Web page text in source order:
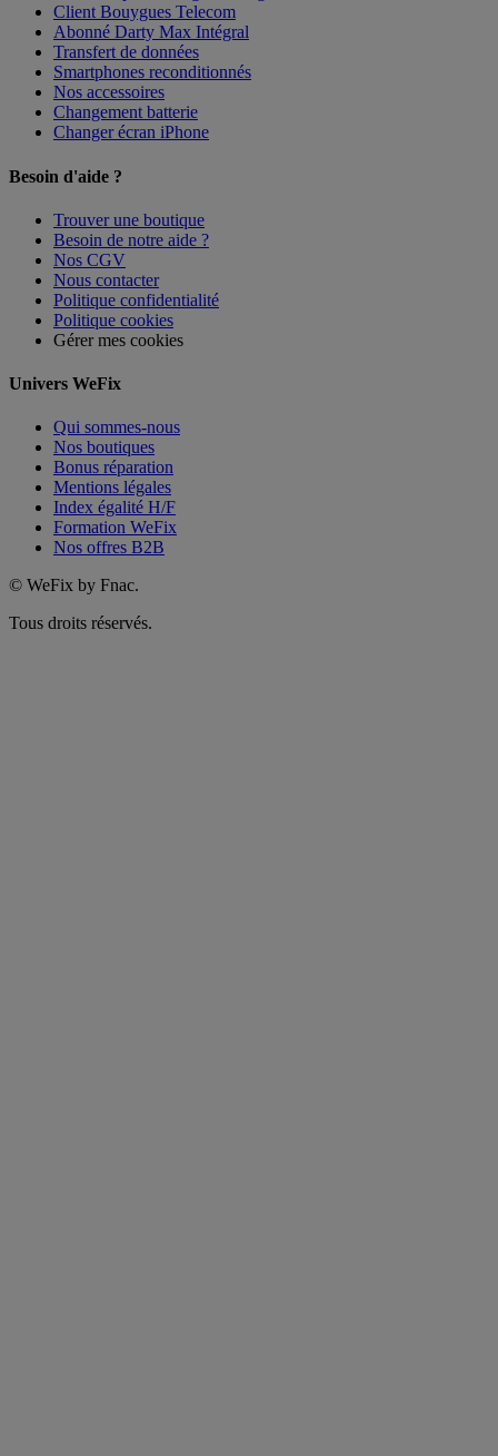
Client Bouygues Telecom
Abonné Darty Max Intégral
Transfert de données
Smartphones reconditionnés
Nos accessoires
Changement batterie
Changer écran iPhone
Besoin d'aide ?
Trouver une boutique
Besoin de notre aide ?
Nos CGV
Nous contacter
Politique confidentialité
Politique cookies
Gérer mes cookies
Univers WeFix
Qui sommes-nous
Nos boutiques
Bonus réparation
Mentions légales
Index égalité H/F
Formation WeFix
Nos offres B2B
© WeFix by Fnac.
Tous droits réservés.